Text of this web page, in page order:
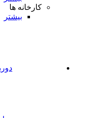
کارخانه ها
بیشتر